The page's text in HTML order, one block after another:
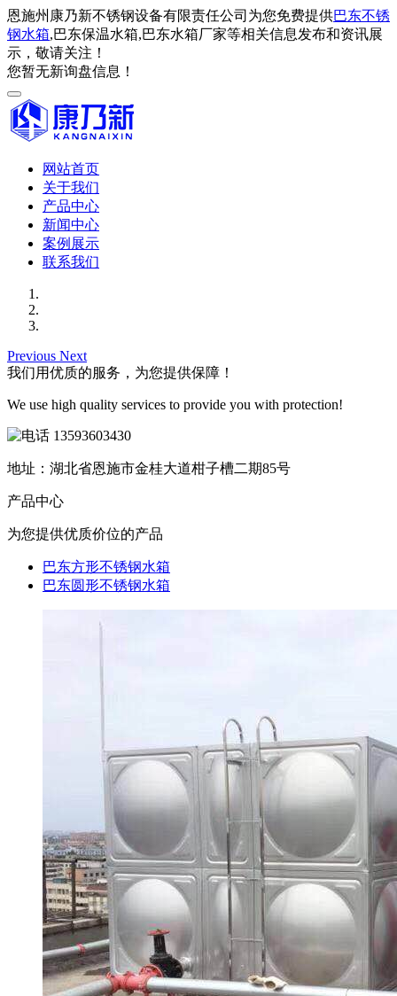
恩施州康乃新不锈钢设备有限责任公司为您免费提供巴东不锈
钢水箱,巴东保温水箱,巴东水箱厂家等相关信息发布和资讯展
示，敬请关注！
您暂无新询盘信息！
网站首页
关于我们
产品中心
新闻中心
案例展示
联系我们
Previous Next
我们用优质的服务，为您提供保障！
We use high quality services to provide you with protection!
13593603430
地址：湖北省恩施市金桂大道柑子槽二期85号
产品中心
为您提供优质价位的产品
巴东方形不锈钢水箱
巴东圆形不锈钢水箱